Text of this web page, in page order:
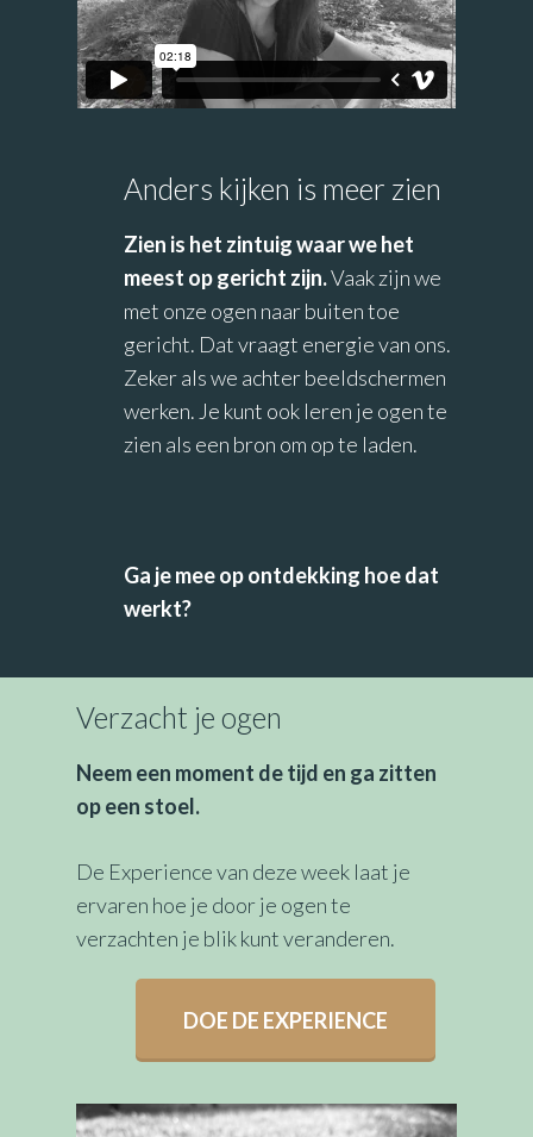
Anders kijken is meer zien
Zien is het zintuig waar we het
meest op gericht zijn.Vaak zijn we
met onze ogen naar buiten toe
gericht. Dat vraagt energie van ons.
Zeker als we achter beeldschermen
werken. Je kunt ook leren je ogen te
zien als een bron om op te laden.
Ga je mee op ontdekking hoe dat
werkt?
Verzacht je ogen
Neem een moment de tijd en ga zitten
op een stoel.
De Experience van deze week laat je
ervaren hoe je door je ogen te
verzachten je blik kunt veranderen.
DOE DE EXPERIENCE